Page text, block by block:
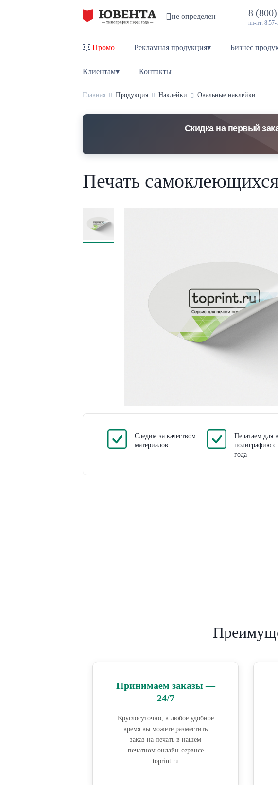
не определен 8
пн-пт: 8:57-
💥 Промо Рекламная продукция▾ Бизнес
Клиентам▾ Контакты
Главная Продукция Наклейки Овальные наклейки
Скидка на первый
Печать
Следим за качеством
материалов
Печатаем для
полиграфию с
года
Принимаем заказы —
24/7
Круглосуточно, в любое удобное
время вы можете разместить
заказ на печать в нашем
печатном онлайн-сервисе
toprint.ru